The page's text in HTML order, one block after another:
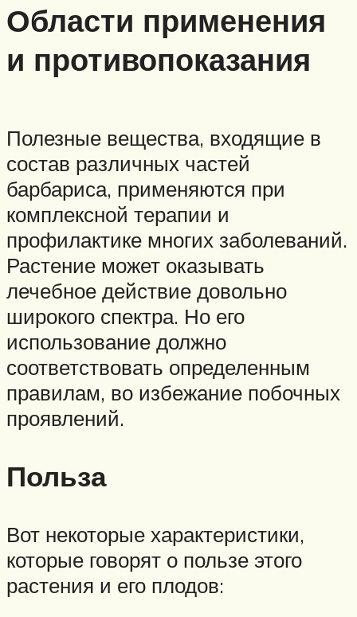
Области применения
и противопоказания
Полезные вещества, входящие в
состав различных частей
барбариса, применяются при
комплексной терапии и
профилактике многих заболеваний.
Растение может оказывать
лечебное действие довольно
широкого спектра. Но его
использование должно
соответствовать определенным
правилам, во избежание побочных
проявлений.
Польза
Вот некоторые характеристики,
которые говорят о пользе этого
растения и его плодов: